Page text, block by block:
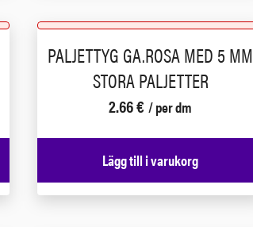
PALJETTYG GA.ROSA MED 5 MM
STORA PALJETTER
2.66€ / per dm
Lägg till i varukorg